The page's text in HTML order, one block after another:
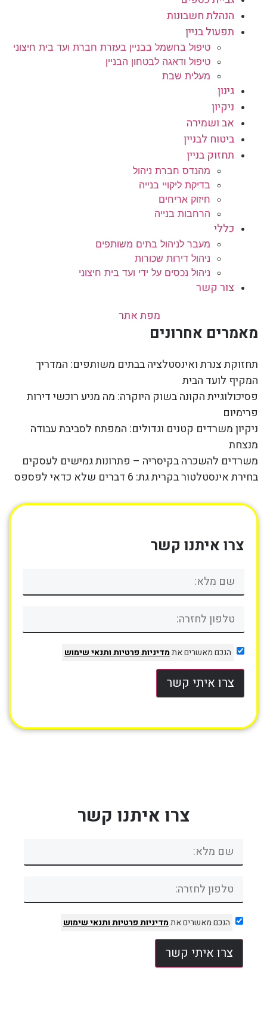
הנהלת חשבונות
תפעול בניין
טיפול בחשמל בבניין בעזרת חברת ועד בית חיצוני
טיפול ודאגה לבטחון הבניין
מעלית שבת
גינון
ניקיון
אב ושמירה
ביטוח לבניין
תחזוק בניין
מהנדס חברת ניהול
בדיקת ליקויי בנייה
חיזוק אריחים
הרחבות בנייה
כללי
מעבר לניהול בתים משותפים
ניהול דירות שכורות
ניהול נכסים על ידי ועד בית חיצוני
צור קשר
מפת אתר
מאמרים אחרונים
תחזוקת צנרת ואינסטלציה בבתים משותפים: המדריך
המקיף לועד הבית
פסיכולוגיית הקונה בשוק היוקרה: מה מניע רוכשי דירות
פרימיום
ניקיון משרדים קטנים וגדולים: המפתח לסביבת עבודה
מנצחת
משרדים להשכרה בקיסריה – פתרונות גמישים לעסקים
בחירת אינסטלטור בקרית גת: 6 דברים שלא כדאי לפספס
צרו איתנו קשר
הנכם מאשרים אתמדיניות פרטיותותנאי שימוש
צרו איתי קשר
צרו איתנו קשר
הנכם מאשרים אתמדיניות פרטיותותנאי שימוש
צרו איתי קשר